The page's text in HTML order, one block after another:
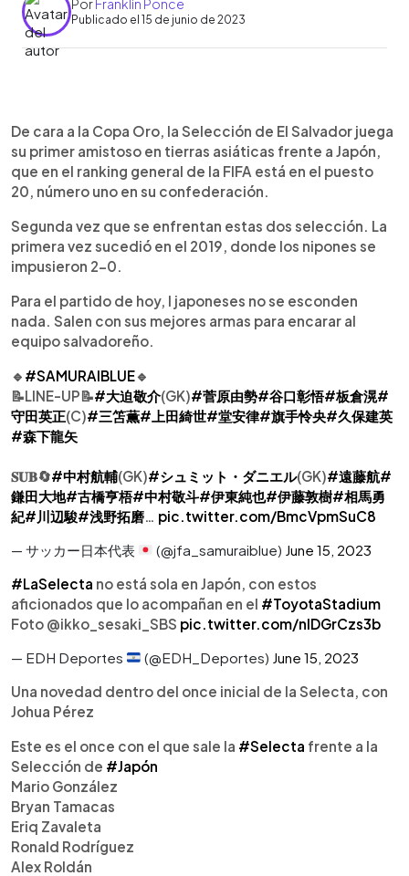
PorFranklin Ponce
Publicado el 15 de junio de 2023
Escuchar artículo
De cara a la Copa Oro, la Selección de El Salvador juega
su primer amistoso en tierras asiáticas frente a Japón,
que en el ranking general de la FIFA está en el puesto
20, número uno en su confederación.
Segunda vez que se enfrentan estas dos selección. La
primera vez sucedió en el 2019, donde los nipones se
impusieron 2-0.
Para el partido de hoy, l japoneses no se esconden
nada. Salen con sus mejores armas para encarar al
equipo salvadoreño.
🔹 #SAMURAIBLUE🔹
📝LINE-UP📝#大迫敬介(GK)#菅原由勢#谷口彰悟#板倉滉#
守田英正(C)#三笘薫#上田綺世#堂安律#旗手怜央#久保建英
#森下龍矢
𝐒𝐔𝐁🔄#中村航輔(GK)#シュミット・ダニエル(GK)#遠藤航#
鎌田大地#古橋亨梧#中村敬斗#伊東純也#伊藤敦樹#相馬勇
紀#川辺駿#浅野拓磨
pic.twitter.com/BmcVpmSuC8
— サッカー日本代表
(@jfa_samuraiblue) June 15, 2023
#LaSelecta no está sola en Japón, con estos
aficionados que lo acompañan en el #ToyotaStadium
Foto @ikko_sesaki_SBS pic.twitter.com/nIDGrCzs3b
— EDH Deportes
(@EDH_Deportes) June 15, 2023
Una novedad dentro del once inicial de la Selecta, con
Johua Pérez
Este es el once con el que sale la #Selecta frente a la
Selección de #Japón
Mario González
Bryan Tamacas
Eriq Zavaleta
Ronald Rodríguez
Alex Roldán